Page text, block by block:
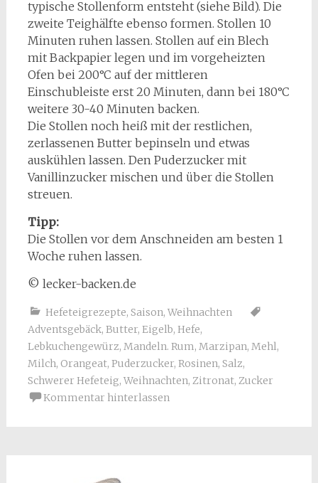
typische Stollenform entsteht (siehe Bild). Die
zweite Teighälfte ebenso formen. Stollen 10
Minuten ruhen lassen. Stollen auf ein Blech
mit Backpapier legen und im vorgeheizten
Ofen bei 200°C auf der mittleren
Einschubleiste erst 20 Minuten, dann bei 180°C
weitere 30-40 Minuten backen.
Die Stollen noch heiß mit der restlichen,
zerlassenen Butter bepinseln und etwas
auskühlen lassen. Den Puderzucker mit
Vanillinzucker mischen und über die Stollen
streuen.
Tipp:
Die Stollen vor dem Anschneiden am besten 1
Woche ruhen lassen.
© lecker-backen.de
Hefeteigrezepte, Saison, Weihnachten
Adventsgebäck, Butter, Eigelb, Hefe,
Lebkuchengewürz, Mandeln. Rum, Marzipan, Mehl,
Milch, Orangeat, Puderzucker, Rosinen, Salz,
Schwerer Hefeteig, Weihnachten, Zitronat, Zucker
Kommentar hinterlassen